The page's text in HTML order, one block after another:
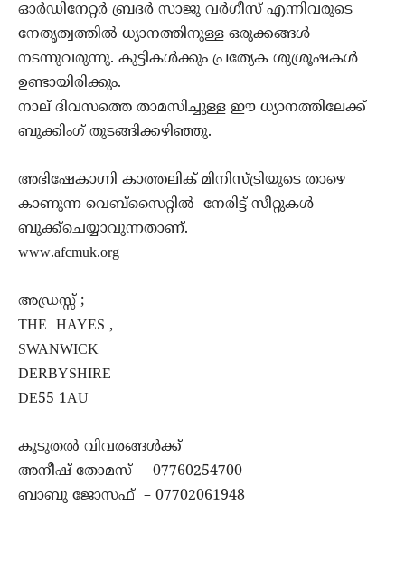
ഓർഡിനേറ്റർ ബ്രദർ സാജു വർഗീസ് എന്നിവരുടെ
നേതൃത്വത്തിൽ ധ്യാനത്തിനുള്ള ഒരുക്കങ്ങൾ
നടന്നുവരുന്നു. കുട്ടികൾക്കും പ്രത്യേക ശുശ്രൂഷകൾ
ഉണ്ടായിരിക്കും.
നാല് ദിവസത്തെ താമസിച്ചുള്ള ഈ ധ്യാനത്തിലേക്ക്
ബുക്കിംഗ് തുടങ്ങിക്കഴിഞ്ഞു.
അഭിഷേകാഗ്നി കാത്തലിക് മിനിസ്ട്രിയുടെ താഴെ
കാണുന്ന വെബ്‌സൈറ്റിൽ നേരിട്ട് സീറ്റുകൾ
ബുക്ക്ചെയ്യാവുന്നതാണ്.
www.afcmuk.org
അഡ്രസ്സ് ;
THE HAYES ,
SWANWICK
DERBYSHIRE
DE55 1AU
കൂടുതൽ വിവരങ്ങൾക്ക്
അനീഷ് തോമസ് – 07760254700
ബാബു ജോസഫ് – 07702061948